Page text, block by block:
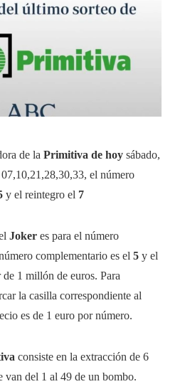
de la Primitiva de hoy sábado,
el número
y el reintegro el 7
Joker es para el número
complementario es el 5 y el
de 1 millón de euros. Para
la casilla correspondiente al
es de 1 euro por número.
consiste en la extracción de 6
van del 1 al 49 de un bombo.